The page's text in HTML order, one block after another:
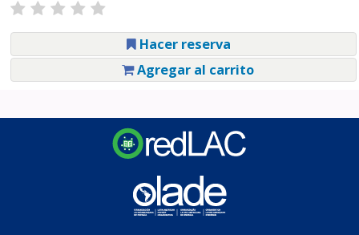
Hacer reserva
Agregar al carrito